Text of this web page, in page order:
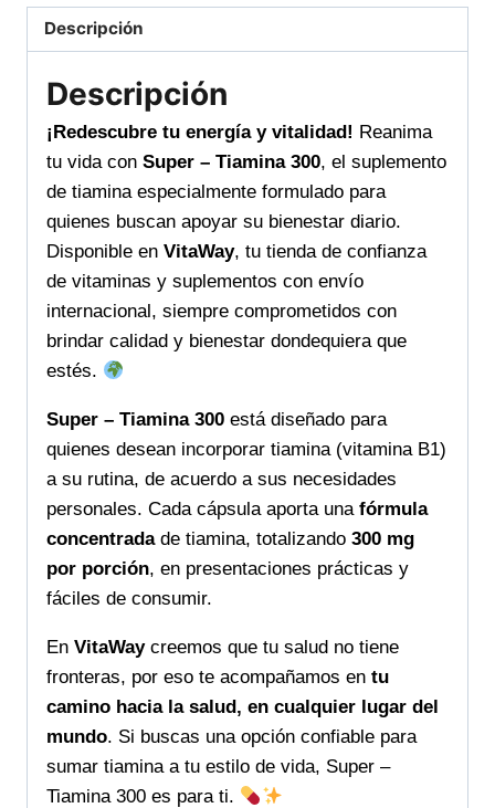
energía
diaria
bienestar
cantidad
Descripción
Descripción
¡Redescubre tu energía y vitalidad! Reanima
tu vida con Super – Tiamina 300, el suplemento
de tiamina especialmente formulado para
quienes buscan apoyar su bienestar diario.
Disponible en VitaWay, tu tienda de confianza
de vitaminas y suplementos con envío
internacional, siempre comprometidos con
brindar calidad y bienestar dondequiera que
estés.
Super – Tiamina 300 está diseñado para
quienes desean incorporar tiamina (vitamina B1)
a su rutina, de acuerdo a sus necesidades
personales. Cada cápsula aporta una fórmula
concentradade tiamina, totalizando 300 mg
por porción, en presentaciones prácticas y
fáciles de consumir.
En VitaWaycreemos que tu salud no tiene
fronteras, por eso te acompañamos en tu
camino hacia la salud, en cualquier lugar del
mundo. Si buscas una opción confiable para
sumar tiamina a tu estilo de vida, Super –
Tiamina 300 es para ti.